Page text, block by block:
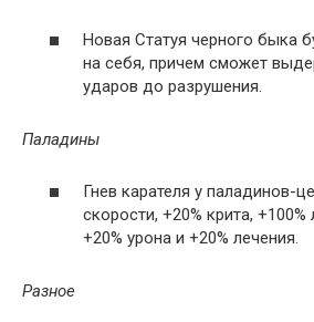
Новая Статуя черного быка
на себя, причем сможет
ударов до разрушения.
Паладины
Гнев карателя у паладинов-
скорости, +20% крита,
+20% урона и +20% лечения.
Разное